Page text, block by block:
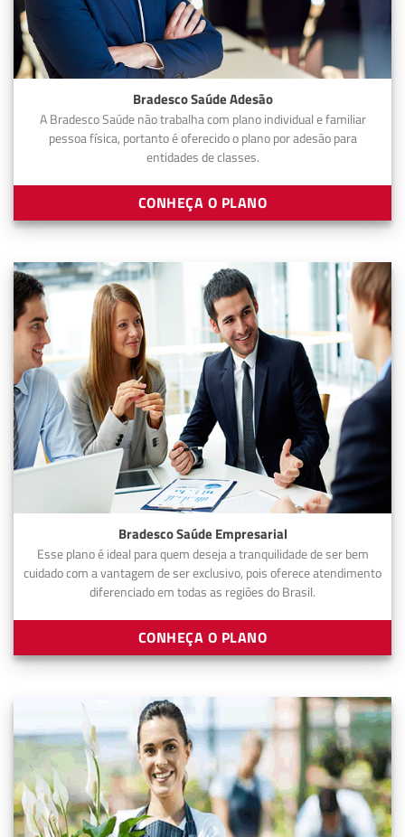
Bradesco Saúde Adesão
A Bradesco Saúde não trabalha com plano individual e familiar
pessoa física, portanto é oferecido o plano por adesão para
entidades de classes.
CONHEÇA O PLANO
Bradesco Saúde Empresarial
Esse plano é ideal para quem deseja a tranquilidade de ser bem
cuidado com a vantagem de ser exclusivo, pois oferece atendimento
diferenciado em todas as regiões do Brasil.
CONHEÇA O PLANO